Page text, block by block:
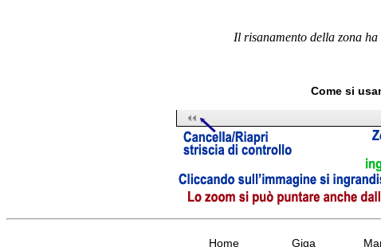
Il risanamento della zona
Come si
Home Giga